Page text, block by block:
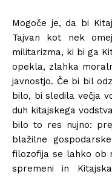
Mogoče je, da bi
Tajvan kot nek
militarizma, ki bi ga
opekla, zlahka
javnostjo. Če bi bil
bilo, bi sledila večja
duh kitajskega
bilo to res nujno:
blažilne
filozofija se lahko ob
spremeni in